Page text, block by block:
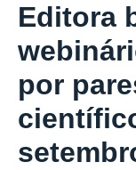
Editora
por